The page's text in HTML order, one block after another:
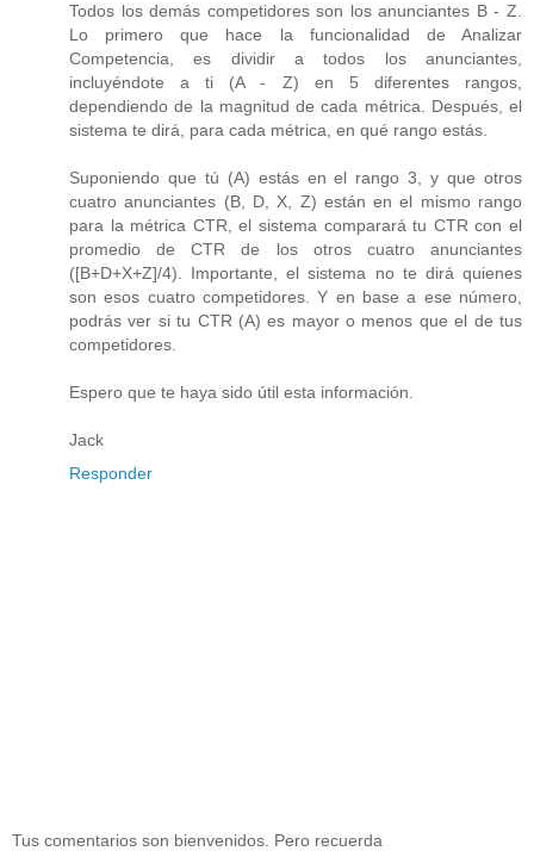
Todos los demás competidores son los anunciantes B - Z.
Lo primero que hace la funcionalidad de Analizar
Competencia, es dividir a todos los anunciantes,
incluyéndote a ti (A - Z) en 5 diferentes rangos,
dependiendo de la magnitud de cada métrica. Después, el
sistema te dirá, para cada métrica, en qué rango estás.
Suponiendo que tú (A) estás en el rango 3, y que otros
cuatro anunciantes (B, D, X, Z) están en el mismo rango
para la métrica CTR, el sistema comparará tu CTR con el
promedio de CTR de los otros cuatro anunciantes
([B+D+X+Z]/4). Importante, el sistema no te dirá quienes
son esos cuatro competidores. Y en base a ese número,
podrás ver si tu CTR (A) es mayor o menos que el de tus
competidores.
Espero que te haya sido útil esta información.
Jack
Responder
Tus comentarios son bienvenidos. Pero recuerda